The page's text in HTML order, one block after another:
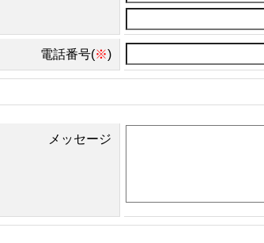
電話番号(※)
メッセージ